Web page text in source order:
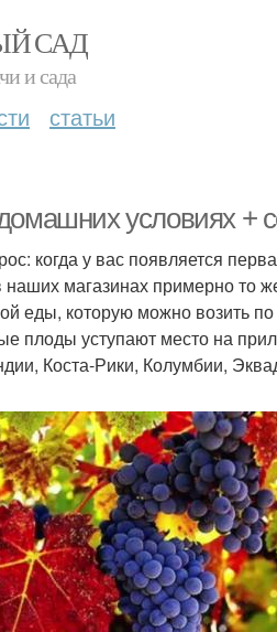
САД
и сада
статьи
условиях +
когда у вас появляется
наших магазинах примерно то
еды, которую можно возить
плоды уступают место на
Коста-Рики, Колумбии,